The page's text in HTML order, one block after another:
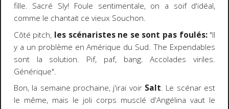
fille. Sacré Sly! Foule sentimentale, on a soif d'idéal,
comme le chantait ce vieux Souchon.
Côté pitch, les scénaristes ne se sont pas foulés:"Il
y a un problème en Amérique du Sud. The Expendables
sont la solution. Pif, paf, bang. Accolades viriles.
Générique".
Bon, la semaine prochaine, j'irai voir Salt. Le scénar est
le même, mais le joli corps musclé d'Angélina vaut le